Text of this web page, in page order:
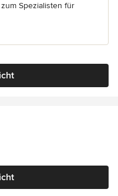
Spezialisten für